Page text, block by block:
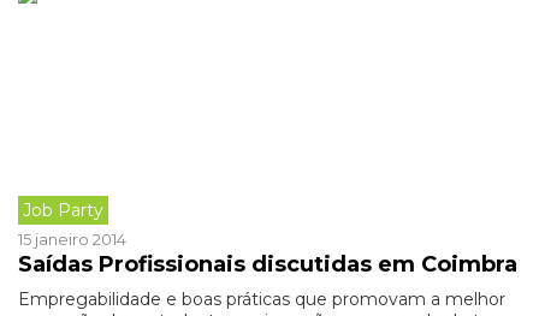
Job Party
15 janeiro 2014
Saídas Profissionais discutidas em Coimbra
Empregabilidade e boas práticas que promovam a melhor